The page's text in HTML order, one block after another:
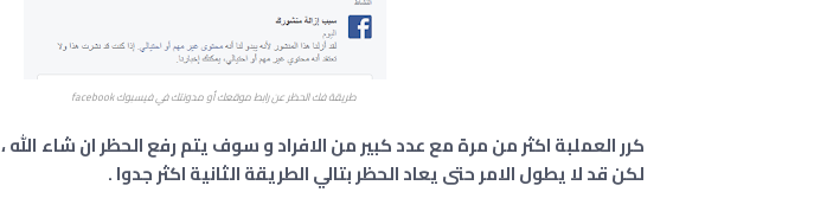
طريقة فك الحظر عن رابط موقعك أو مدونتك في فيسبوك facebook
كرر العملبة اكثر من مرة مع عدد كبير من الافراد و سوف يتم رفع الحظر ان شاء الله ،
لكن قد لا يطول الامر حتى يعاد الحظر بتالي الطريقة الثانية اكثر جدوا .